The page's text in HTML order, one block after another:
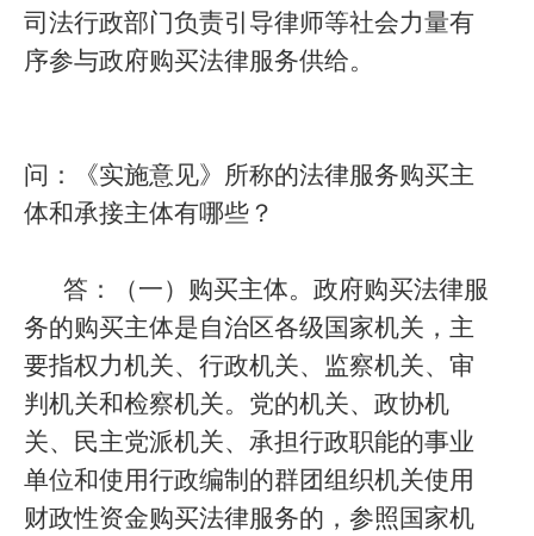
司法行政部门负责引导律师等社会力量有
序参与政府购买法律服务供给。
问：《实施意见》所称的法律服务购买主
体和承接主体有哪些？
答：（一）购买主体。政府购买法律服
务的购买主体是自治区各级国家机关，主
要指权力机关、行政机关、监察机关、审
判机关和检察机关。党的机关、政协机
关、民主党派机关、承担行政职能的事业
单位和使用行政编制的群团组织机关使用
财政性资金购买法律服务的，参照国家机